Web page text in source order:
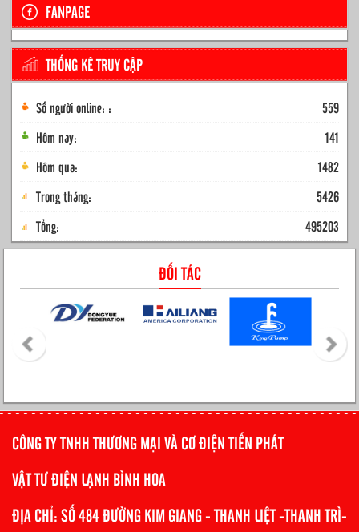
FANPAGE
THỐNG KÊ TRUY CẬP
Số người online: :
559
Hôm nay:
141
Hôm qua:
1482
Trong tháng:
5426
Tổng:
495203
ĐỐI TÁC
CÔNG TY TNHH THƯƠNG MẠI VÀ CƠ ĐIỆN TIẾN PHÁT
VẬT TƯ ĐIỆN LẠNH BÌNH HOA
ĐỊA CHỈ: SỐ 484 ĐƯỜNG KIM GIANG - THANH LIỆT -THANH TRÌ-